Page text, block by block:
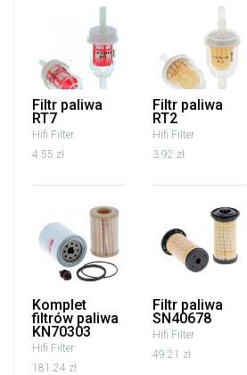
Filtr paliwa
RT7
Hifi Filter
4.55 zł
Filtr paliwa
RT2
Hifi Filter
3.92 zł
Komplet
filtrów paliwa
KN70303
Hifi Filter
181.24 zł
Filtr paliwa
SN40678
Hifi Filter
49.21 zł